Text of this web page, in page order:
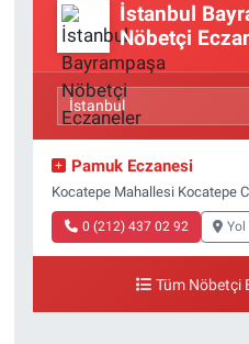
İstanbul
Nöbetçi
Pamuk Eczanesi
Kocatepe Mahallesi Kocatepe
0 (212) 437 02 92 Yol
Tüm Nöbetçi